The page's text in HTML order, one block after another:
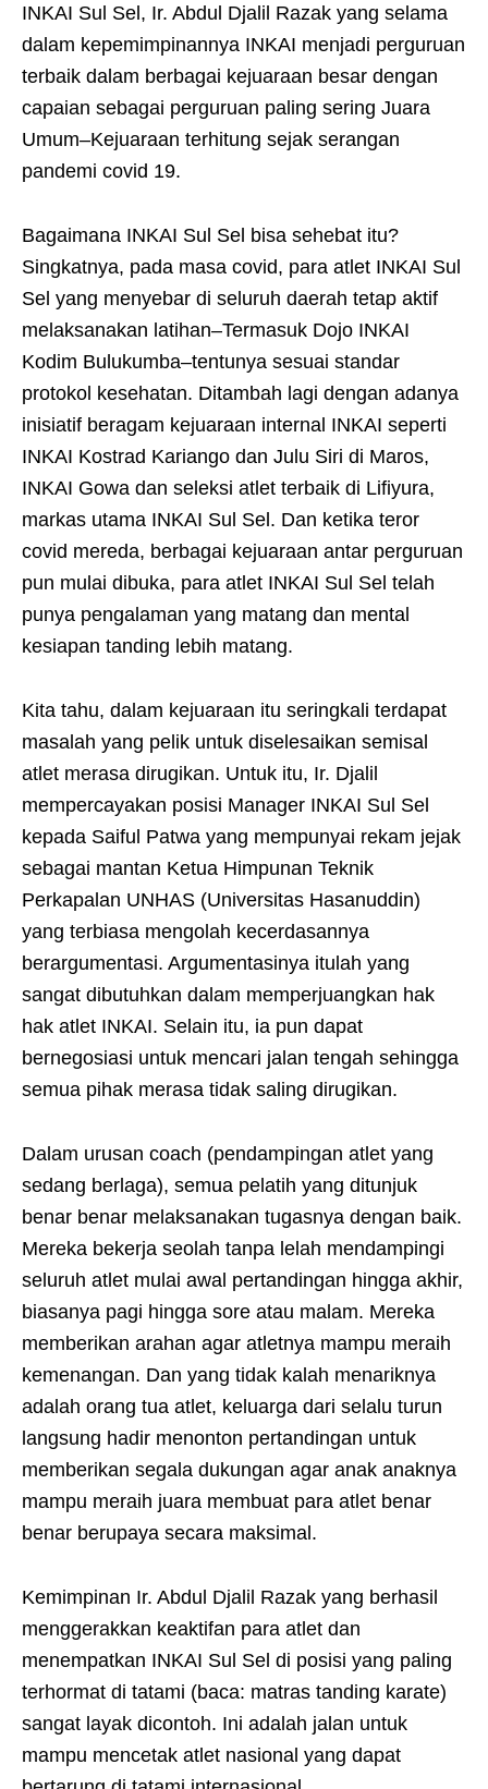
INKAI Sul Sel, Ir. Abdul Djalil Razak yang selama
dalam kepemimpinannya INKAI menjadi perguruan
terbaik dalam berbagai kejuaraan besar dengan
capaian sebagai perguruan paling sering Juara
Umum–Kejuaraan terhitung sejak serangan
pandemi covid 19.
Bagaimana INKAI Sul Sel bisa sehebat itu?
Singkatnya, pada masa covid, para atlet INKAI Sul
Sel yang menyebar di seluruh daerah tetap aktif
melaksanakan latihan–Termasuk Dojo INKAI
Kodim Bulukumba–tentunya sesuai standar
protokol kesehatan. Ditambah lagi dengan adanya
inisiatif beragam kejuaraan internal INKAI seperti
INKAI Kostrad Kariango dan Julu Siri di Maros,
INKAI Gowa dan seleksi atlet terbaik di Lifiyura,
markas utama INKAI Sul Sel. Dan ketika teror
covid mereda, berbagai kejuaraan antar perguruan
pun mulai dibuka, para atlet INKAI Sul Sel telah
punya pengalaman yang matang dan mental
kesiapan tanding lebih matang.
Kita tahu, dalam kejuaraan itu seringkali terdapat
masalah yang pelik untuk diselesaikan semisal
atlet merasa dirugikan. Untuk itu, Ir. Djalil
mempercayakan posisi Manager INKAI Sul Sel
kepada Saiful Patwa yang mempunyai rekam jejak
sebagai mantan Ketua Himpunan Teknik
Perkapalan UNHAS (Universitas Hasanuddin)
yang terbiasa mengolah kecerdasannya
berargumentasi. Argumentasinya itulah yang
sangat dibutuhkan dalam memperjuangkan hak
hak atlet INKAI. Selain itu, ia pun dapat
bernegosiasi untuk mencari jalan tengah sehingga
semua pihak merasa tidak saling dirugikan.
Dalam urusan coach (pendampingan atlet yang
sedang berlaga), semua pelatih yang ditunjuk
benar benar melaksanakan tugasnya dengan baik.
Mereka bekerja seolah tanpa lelah mendampingi
seluruh atlet mulai awal pertandingan hingga akhir,
biasanya pagi hingga sore atau malam. Mereka
memberikan arahan agar atletnya mampu meraih
kemenangan. Dan yang tidak kalah menariknya
adalah orang tua atlet, keluarga dari selalu turun
langsung hadir menonton pertandingan untuk
memberikan segala dukungan agar anak anaknya
mampu meraih juara membuat para atlet benar
benar berupaya secara maksimal.
Kemimpinan Ir. Abdul Djalil Razak yang berhasil
menggerakkan keaktifan para atlet dan
menempatkan INKAI Sul Sel di posisi yang paling
terhormat di tatami (baca: matras tanding karate)
sangat layak dicontoh. Ini adalah jalan untuk
mampu mencetak atlet nasional yang dapat